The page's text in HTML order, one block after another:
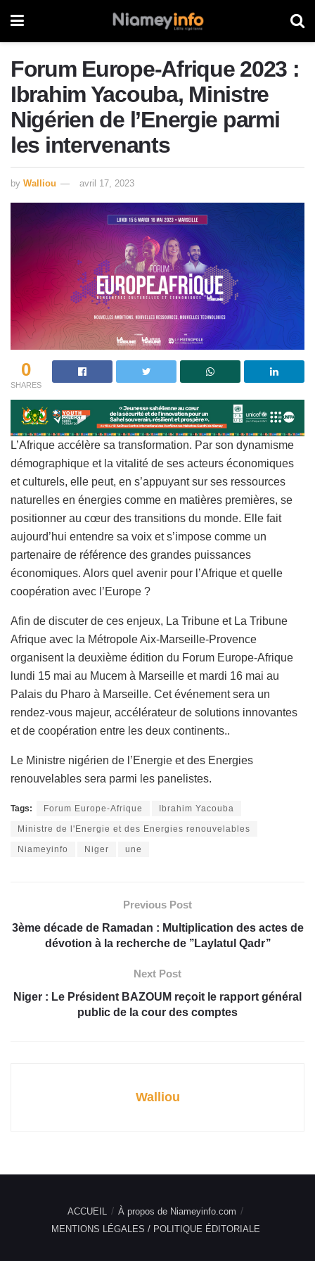
Forum Europe-Afrique 2023 :
Ibrahim Yacouba, Ministre
Nigérien de l’Energie parmi
les intervenants
by Walliou avril 17, 2023
0
SHARES
L’Afrique accélère sa transformation. Par son dynamisme
démographique et la vitalité de ses acteurs économiques
et culturels, elle peut, en s’appuyant sur ses ressources
naturelles en énergies comme en matières premières, se
positionner au cœur des transitions du monde. Elle fait
aujourd’hui entendre sa voix et s’impose comme un
partenaire de référence des grandes puissances
économiques. Alors quel avenir pour l’Afrique et quelle
coopération avec l’Europe ?
Afin de discuter de ces enjeux, La Tribune et La Tribune
Afrique avec la Métropole Aix-Marseille-Provence
organisent la deuxième édition du Forum Europe-Afrique
lundi 15 mai au Mucem à Marseille et mardi 16 mai au
Palais du Pharo à Marseille. Cet événement sera un
rendez-vous majeur, accélérateur de solutions innovantes
et de coopération entre les deux continents..
Le Ministre nigérien de l’Energie et des Energies
renouvelables sera parmi les panelistes.
Tags: Forum Europe-Afrique Ibrahim Yacouba
Ministre de l'Energie et des Energies renouvelables
Niameyinfo Niger une
Previous Post
3ème décade de Ramadan : Multiplication des actes de
dévotion à la recherche de ’’Laylatul Qadr’’
Next Post
Niger : Le Président BAZOUM reçoit le rapport général
public de la cour des comptes
Walliou
ACCUEIL
À propos de Niameyinfo.com
MENTIONS LÉGALES / POLITIQUE ÉDITORIALE